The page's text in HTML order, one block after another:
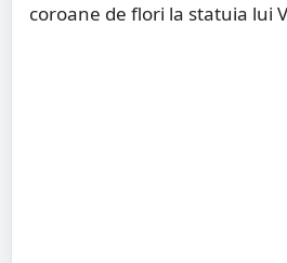
coroane de flori la statuia lui